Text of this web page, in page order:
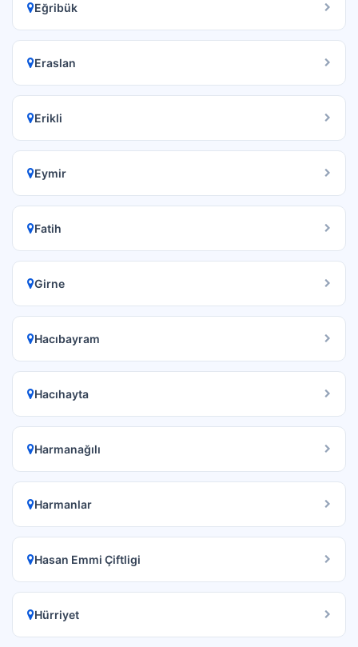
Eğribük
Eraslan
Erikli
Eymir
Fatih
Girne
Hacıbayram
Hacıhayta
Harmanağılı
Harmanlar
Hasan Emmi Çiftligi
Hürriyet